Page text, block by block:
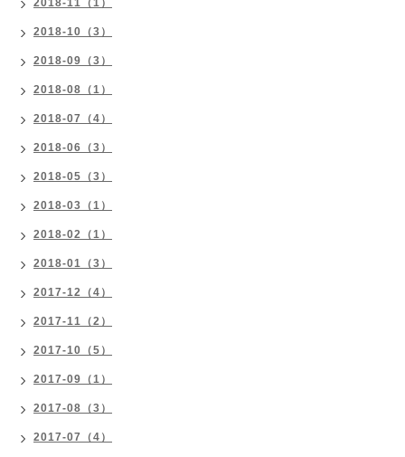
2018-11（1）
2018-10（3）
2018-09（3）
2018-08（1）
2018-07（4）
2018-06（3）
2018-05（3）
2018-03（1）
2018-02（1）
2018-01（3）
2017-12（4）
2017-11（2）
2017-10（5）
2017-09（1）
2017-08（3）
2017-07（4）